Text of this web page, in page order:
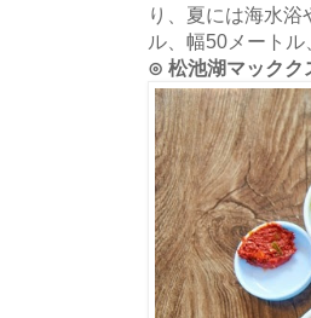
り、夏には海水
ル、幅50メートル
⊙ 松池湖マックク